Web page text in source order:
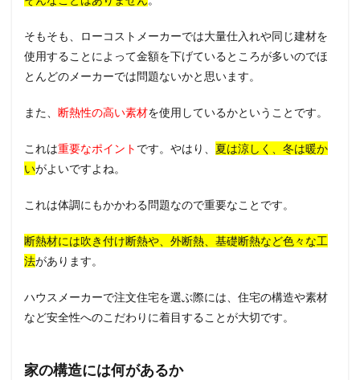
そもそも、ローコストメーカーでは大量仕入れや同じ建材を
使用することによって金額を下げているところが多いのでほ
とんどのメーカーでは問題ないかと思います。
また、 断熱性の高い素材を使用しているかということです。
これは重要なポイント です。やはり、 夏は涼しく、冬は暖か
いがよいですよね。
これは体調にもかかわる問題なので重要なことです。
断熱材には吹き付け断熱や、外断熱、基礎断熱など色々な工
法があります。
ハウスメーカーで注文住宅を選ぶ際には、住宅の構造や素材
など安全性へのこだわりに着目することが大切です。
家の構造には何があるか